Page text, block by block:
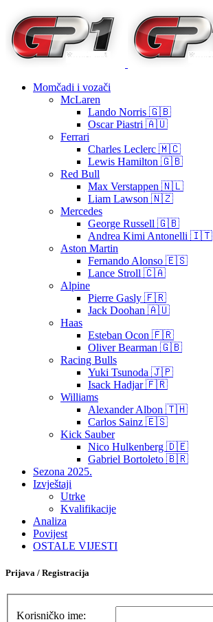
Momčadi i vozači
McLaren
Lando Norris 🇬🇧
Oscar Piastri 🇦🇺
Ferrari
Charles Leclerc 🇲🇨
Lewis Hamilton 🇬🇧
Red Bull
Max Verstappen 🇳🇱
Liam Lawson 🇳🇿
Mercedes
George Russell 🇬🇧
Andrea Kimi Antonelli 🇮🇹
Aston Martin
Fernando Alonso 🇪🇸
Lance Stroll 🇨🇦
Alpine
Pierre Gasly 🇫🇷
Jack Doohan 🇦🇺
Haas
Esteban Ocon 🇫🇷
Oliver Bearman 🇬🇧
Racing Bulls
Yuki Tsunoda 🇯🇵
Isack Hadjar 🇫🇷
Williams
Alexander Albon 🇹🇭
Carlos Sainz 🇪🇸
Kick Sauber
Nico Hulkenberg 🇩🇪
Gabriel Bortoleto 🇧🇷
Sezona 2025.
Izvještaji
Utrke
Kvalifikacije
Analiza
Povijest
OSTALE VIJESTI
Prijava / Registracija
Korisničko ime: